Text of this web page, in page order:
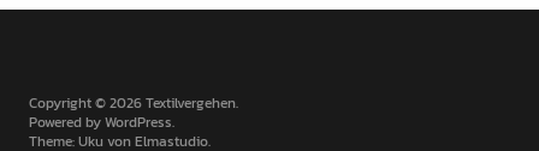
Copyright © 2026 Textilvergehen
Powered byWordPress
Theme: Uku vonElmastudio